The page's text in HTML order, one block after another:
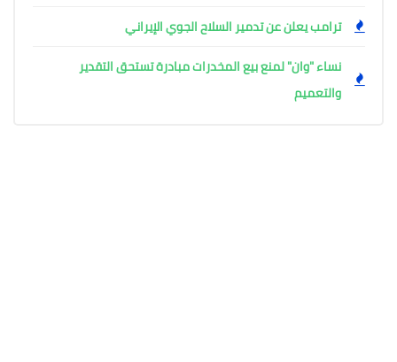
ترامب يعلن عن تدمير السلاح الجوي الإيراني
نساء "وان" لمنع بيع المخدرات مبادرة تستحق التقدير
والتعميم